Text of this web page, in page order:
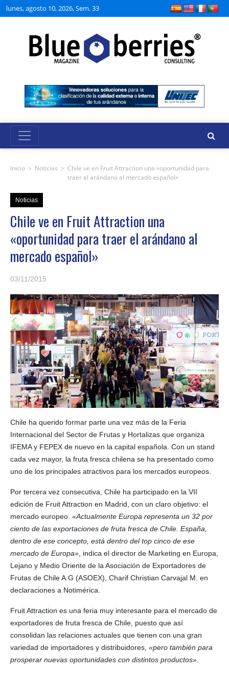
lunes, agosto 10, 2026, Sem. 33
Inicio > Noticias > Chile ve en Fruit Attraction una «oportunidad para
traer el arándano al mercado español»
Noticias
Chile ve en Fruit Attraction una
«oportunidad para traer el arándano al
mercado español»
03/11/2015
Chile ha querido formar parte una vez más de la Feria
Internacional del Sector de Frutas y Hortalizas que organiza
IFEMA y FEPEX de nuevo en la capital española. Con un stand
cada vez mayor, la fruta fresca chilena se ha presentado como
uno de los principales atractivos para los mercados europeos.
Por tercera vez consecutiva, Chile ha participado en la VII
edición de Fruit Attraction en Madrid, con un claro objetivo: el
mercado europeo. «Actualmente Europa representa un 32 por
ciento de las exportaciones de fruta fresca de Chile. España,
dentro de ese concepto, está dentro del top cinco de ese
mercado de Europa» , indica el director de Marketing en Europa,
Lejano y Medio Oriente de la Asociación de Exportadores de
Frutas de Chile A.G (ASOEX), Charif Christian Carvajal M. en
declaraciones a Notimérica.
Fruit Attraction es una feria muy interesante para el mercado de
exportadores de fruta fresca de Chile, puesto que así
consolidan las relaciones actuales que tienen con una gran
variedad de importadores y distribuidores, «pero también para
prosperar nuevas oportunidades con distintos productos»